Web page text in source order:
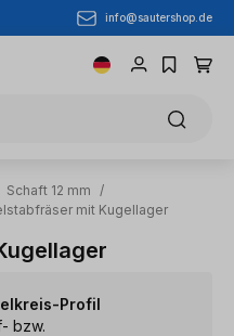
info@sautershop.de
Schaft 12 mm
/
mit Kugellager
Profil
bzw.